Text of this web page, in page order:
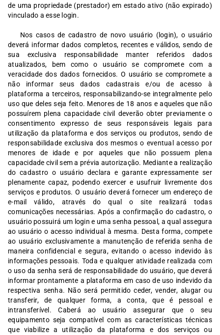
de uma propriedade (prestador) em estado ativo (não expirado)
vinculado a esse login.
Nos casos de cadastro de novo usuário (login), o usuário
deverá informar dados completos, recentes e válidos, sendo de
sua exclusiva responsabilidade manter referidos dados
atualizados, bem como o usuário se compromete com a
veracidade dos dados fornecidos. O usuário se compromete a
não informar seus dados cadastrais e/ou de acesso à
plataforma a terceiros, responsabilizando-se integralmente pelo
uso que deles seja feito. Menores de 18 anos e aqueles que não
possuírem plena capacidade civil deverão obter previamente o
consentimento expresso de seus responsáveis legais para
utilização da plataforma e dos serviços ou produtos, sendo de
responsabilidade exclusiva dos mesmos o eventual acesso por
menores de idade e por aqueles que não possuem plena
capacidade civil sem a prévia autorização. Mediante a realização
do cadastro o usuário declara e garante expressamente ser
plenamente capaz, podendo exercer e usufruir livremente dos
serviços e produtos. O usuário deverá fornecer um endereço de
e-mail válido, através do qual o site realizará todas
comunicações necessárias. Após a confirmação do cadastro, o
usuário possuirá um login e uma senha pessoal, a qual assegura
ao usuário o acesso individual à mesma. Desta forma, compete
ao usuário exclusivamente a manutenção de referida senha de
maneira confidencial e segura, evitando o acesso indevido às
informações pessoais. Toda e qualquer atividade realizada com
o uso da senha será de responsabilidade do usuário, que deverá
informar prontamente a plataforma em caso de uso indevido da
respectiva senha. Não será permitido ceder, vender, alugar ou
transferir, de qualquer forma, a conta, que é pessoal e
intransferível. Caberá ao usuário assegurar que o seu
equipamento seja compatível com as características técnicas
que viabilize a utilização da plataforma e dos serviços ou